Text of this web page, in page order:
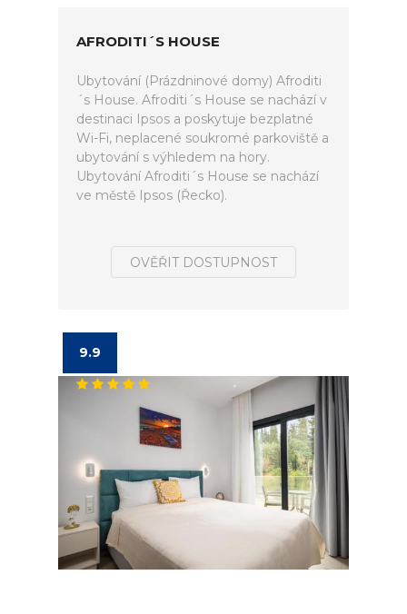
AFRODITI´S HOUSE
Ubytování (Prázdninové domy) Afroditi
´s House. Afroditi´s House se nachází v
destinaci Ipsos a poskytuje bezplatné
Wi-Fi, neplacené soukromé parkoviště a
ubytování s výhledem na hory.
Ubytování Afroditi´s House se nachází
ve městě Ipsos (Řecko).
OVĚŘIT DOSTUPNOST
9.9